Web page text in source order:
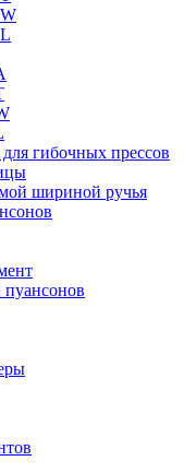
гибочных прессов
шириной ручья